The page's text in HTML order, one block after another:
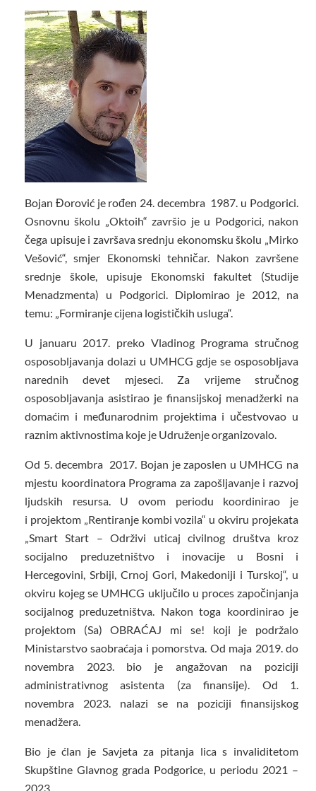
Bojan Đorović je rođen 24. decembra 1987. u Podgorici.
Osnovnu školu „Oktoih“ završio je u Podgorici, nakon
čega upisuje i završava srednju ekonomsku školu „Mirko
Vešović“, smjer Ekonomski tehničar. Nakon završene
srednje škole, upisuje Ekonomski fakultet (Studije
Menadzmenta) u Podgorici. Diplomirao je 2012, na
temu: „Formiranje cijena logističkih usluga“.
U januaru 2017. preko Vladinog Programa stručnog
osposobljavanja dolazi u UMHCG gdje se osposobljava
narednih devet mjeseci. Za vrijeme stručnog
osposobljavanja asistirao je finansijskoj menadžerki na
domaćim i međunarodnim projektima i učestvovao u
raznim aktivnostima koje je Udruženje organizovalo.
Od 5. decembra 2017. Bojan je zaposlen u UMHCG na
mjestu koordinatora Programa za zapošljavanje i razvoj
ljudskih resursa. U ovom periodu koordinirao je
i projektom „Rentiranje kombi vozila“ u okviru projekata
„Smart Start – Održivi uticaj civilnog društva kroz
socijalno preduzetništvo i inovacije u Bosni i
Hercegovini, Srbiji, Crnoj Gori, Makedoniji i Turskoj“, u
okviru kojeg se UMHCG uključilo u proces započinjanja
socijalnog preduzetništva. Nakon toga koordinirao je
projektom (Sa) OBRAĆAJ mi se! koji je podržalo
Ministarstvo saobraćaja i pomorstva. Od maja 2019. do
novembra 2023. bio je angažovan na poziciji
administrativnog asistenta (za finansije). Od 1.
novembra 2023. nalazi se na poziciji finansijskog
menadžera.
Bio je ćlan je Savjeta za pitanja lica s invaliditetom
Skupštine Glavnog grada Podgorice, u periodu 2021 –
2023.